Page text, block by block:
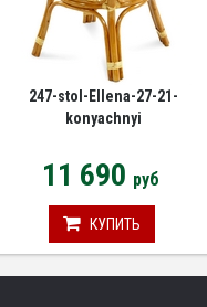
247-stol-Ellena-27-21-
konyachnyi
11 690 руб
КУПИТЬ